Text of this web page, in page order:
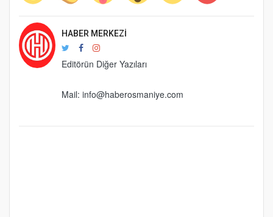
HABER MERKEZI
Editörün Diğer Yazıları
Mail: info@haberosmaniye.com